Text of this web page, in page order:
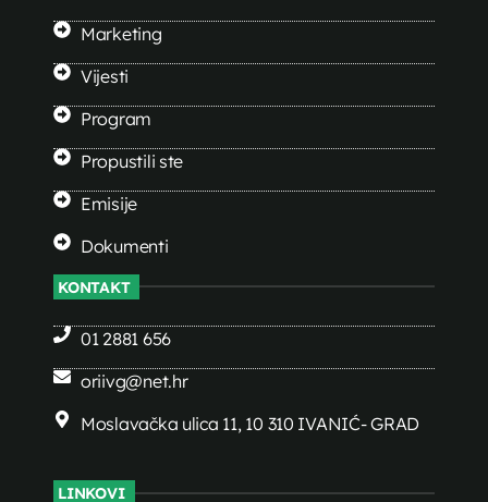
Marketing
Vijesti
Program
Propustili ste
Emisije
Dokumenti
KONTAKT
01 2881 656
oriivg@net.hr
Moslavačka ulica 11, 10 310 IVANIĆ- GRAD
LINKOVI